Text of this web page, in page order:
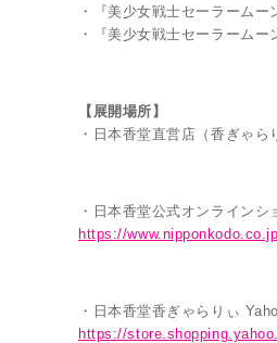
・『美少女戦士セーラーム
・『美少女戦士セーラーム
【展開場所】
・日本香堂直営店（香ぎゃら
・日本香堂公式オンラインシ
https://
・日本香堂香ぎゃらりぃ
https://